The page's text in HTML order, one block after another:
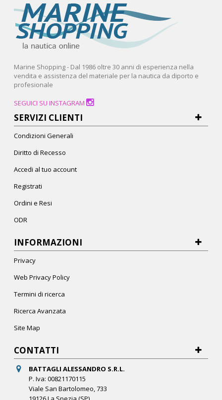
Marine Shopping - Dal 1986 oltre 30 anni di esperienza nella
vendita e assistenza del materiale per la nautica da diporto e
profesionale
SEGUICI SU INSTAGRAM
SERVIZI CLIENTI
Condizioni Generali
Diritto di Recesso
Accedi al tuo account
Registrati
Ordini e Resi
ODR
INFORMAZIONI
Privacy
Web Privacy Policy
Termini di ricerca
Ricerca Avanzata
Site Map
CONTATTI
BATTAGLI ALESSANDRO S.R.L.
P. Iva: 00821170115
Viale San Bartolomeo, 733